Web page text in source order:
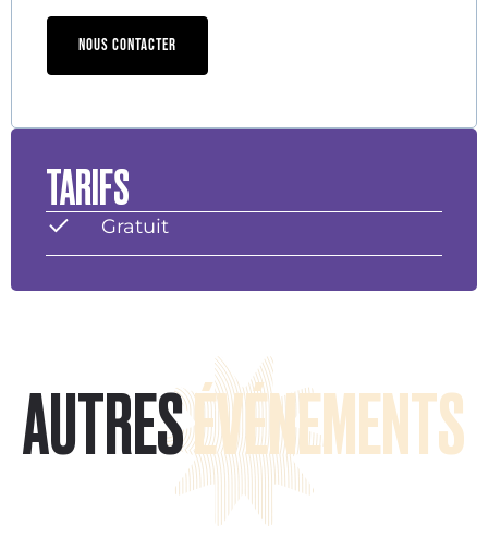
NOUS CONTACTER
TARIFS
Gratuit
AUTRESÉVÉNEMENTS